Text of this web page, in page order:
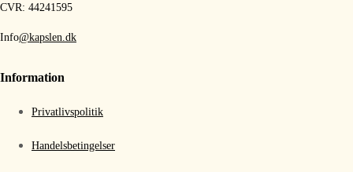
CVR: 44241595
Info@kapslen.dk
Information
Privatlivspolitik
Handelsbetingelser